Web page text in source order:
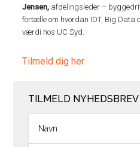
Jensen, afdelingsleder –
fortælle om hvordan IOT, Big Data
værdi hos UC Syd.
Tilmeld dig her
TILMELD NYHEDSBREV